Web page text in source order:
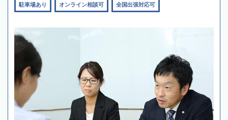
駐車場あり オンライン相談可 全国出張対応可